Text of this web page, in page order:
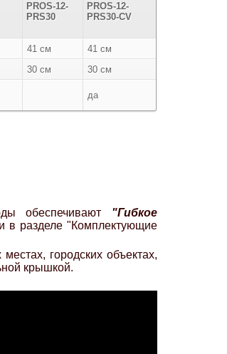
PROS-12-
PRS30
PROS-12-
PRS30-CV
41 см
41 см
30 см
30 см
да
обеспечивают "Гибкое
в разделе "Комплектующие
городских объектах,
крышкой.